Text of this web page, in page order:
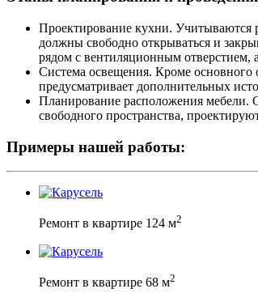
Проектирование кухни.
должны свободно открываться и
рядом с вентиляционным
Система освещения. Кроме
предусматривает дополнительных
Планирование расположения мебели.
свободного пространства,
Примеры нашей работы:
Ремонт в квартире 124 м2
Ремонт в квартире 68 м2